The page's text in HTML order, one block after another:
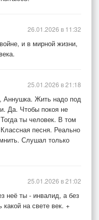
и в мирной жизни,
26.01.2026 в 11:32
Аннушка. Жить надо под
Да. Чтобы покоя не
ты человек. В том
песня. Реально
Слушал только
25.01.2026 в 21:18
неё ты - инвалид, а без
на свете век. +
25.01.2026 в 21:02